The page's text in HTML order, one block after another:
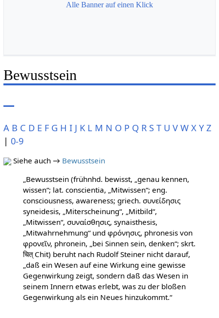
Alle Banner auf einen Klick
Bewusstsein
A B C D E F G H I J K L M N O P Q R S T U V W X Y Z
| 0-9
Siehe auch → Bewusstsein
„Bewusstsein (frühnhd. bewisst, „genau kennen,
wissen“; lat. conscientia, „Mitwissen“; eng.
consciousness, awareness; griech. συνείδησις
syneidesis, „Miterscheinung“, „Mitbild“,
„Mitwissen“, συναίσθησις, synaisthesis,
„Mitwahrnehmung“ und φρόνησις, phronesis von
φρονεῖν, phronein, „bei Sinnen sein, denken“; skrt.
चित् Chit) beruht nach Rudolf Steiner nicht darauf,
„daß ein Wesen auf eine Wirkung eine gewisse
Gegenwirkung zeigt, sondern daß das Wesen in
seinem Innern etwas erlebt, was zu der bloßen
Gegenwirkung als ein Neues hinzukommt.“